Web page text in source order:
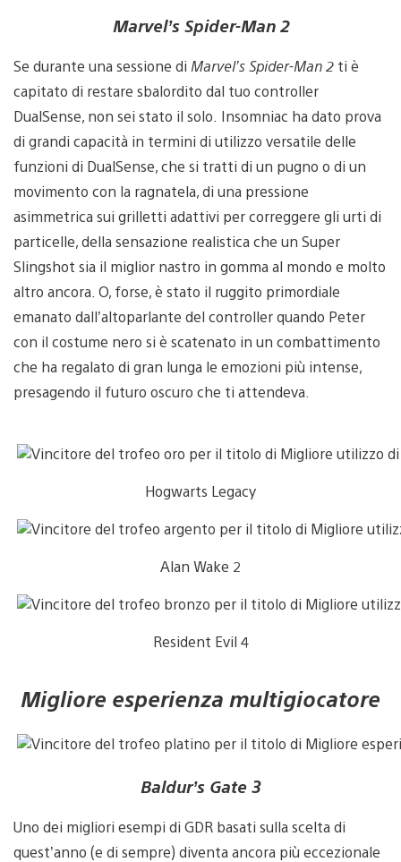
Marvel’s Spider-Man 2
Se durante una sessione di Marvel’s Spider-Man 2 ti è
capitato di restare sbalordito dal tuo controller
DualSense, non sei stato il solo. Insomniac ha dato prova
di grandi capacità in termini di utilizzo versatile delle
funzioni di DualSense, che si tratti di un pugno o di un
movimento con la ragnatela, di una pressione
asimmetrica sui grilletti adattivi per correggere gli urti di
particelle, della sensazione realistica che un Super
Slingshot sia il miglior nastro in gomma al mondo e molto
altro ancora. O, forse, è stato il ruggito primordiale
emanato dall’altoparlante del controller quando Peter
con il costume nero si è scatenato in un combattimento
che ha regalato di gran lunga le emozioni più intense,
presagendo il futuro oscuro che ti attendeva.
Hogwarts Legacy
Alan Wake 2
Resident Evil 4
Migliore esperienza multigiocatore
Baldur’s Gate 3
Uno dei migliori esempi di GDR basati sulla scelta di
quest’anno (e di sempre) diventa ancora più eccezionale